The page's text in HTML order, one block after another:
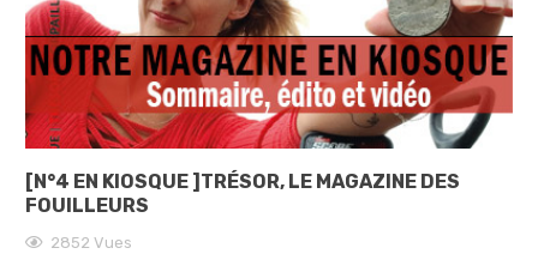
[N°4 EN KIOSQUE ]TRÉSOR, LE MAGAZINE DES
FOUILLEURS
2852 Vues